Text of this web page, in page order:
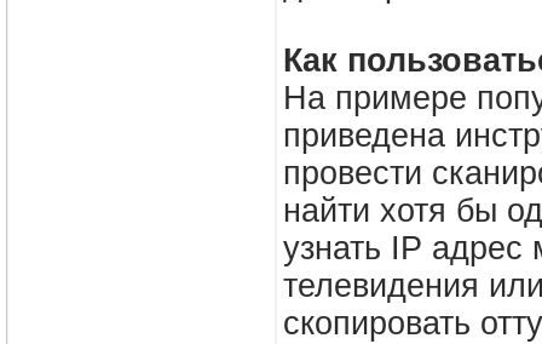
Как
На примере
приведена
провести
найти хотя бы
узнать IP адрес
телевидения
скопировать